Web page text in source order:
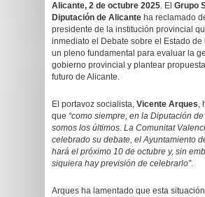
Alicante, 2 de octubre 2025. El Grupo
Diputación de Alicante ha reclamado
presidente de la institución provincial
inmediato el Debate sobre el Estado de
un pleno fundamental para evaluar la
gobierno provincial y plantear
futuro de Alicante.
El portavoz socialista, Vicente Arques,
que “como siempre, en la Diputación
somos los últimos. La Comunitat
celebrado su debate, el Ayuntamiento
hará el próximo 10 de octubre y, sin
siquiera hay previsión de celebrarlo”.
Arques ha lamentado que esta